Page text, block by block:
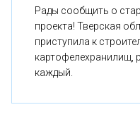
Рады сообщить о
проекта! Тверская
приступила к
картофелехранилищ,
каждый.